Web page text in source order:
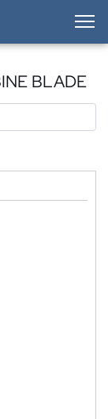
BLADE